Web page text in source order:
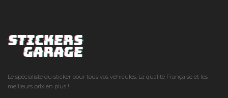
Le spécialiste du sticker pour tous vos véhicules. La qualité Française et les
meilleurs prix en plus !